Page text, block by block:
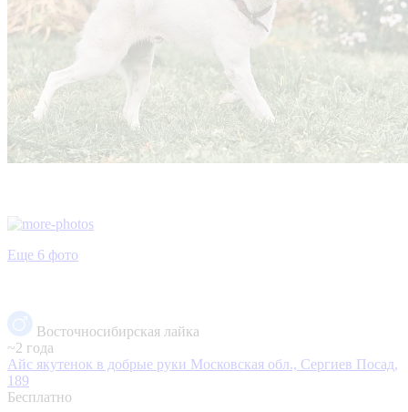
Еще 6 фото
Восточносибирская лайка
~2 года
Айс якутенок в добрые руки Московская обл., Сергиев Посад,
189
Бесплатно